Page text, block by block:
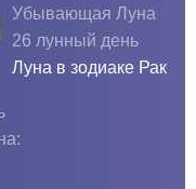
Убывающая Луна
26 лунный день
Луна в зодиаке Рак